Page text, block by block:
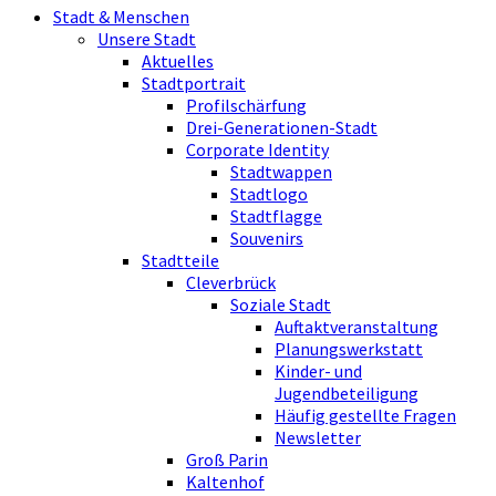
Stadt & Menschen
Unsere Stadt
Aktuelles
Stadtportrait
Profilschärfung
Drei-Generationen-Stadt
Corporate Identity
Stadtwappen
Stadtlogo
Stadtflagge
Souvenirs
Stadtteile
Cleverbrück
Soziale Stadt
Auftaktveranstaltung
Planungswerkstatt
Kinder- und
Jugendbeteiligung
Häufig gestellte Fragen
Newsletter
Groß Parin
Kaltenhof